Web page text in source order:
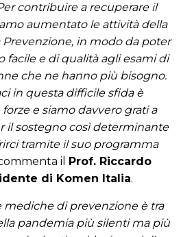
contribuire a recuperare il
aumentato le attività della
Prevenzione, in modo da poter
facile e di qualità agli esami di
che ne hanno più bisogno.
in questa difficile sfida è
e siamo davvero grati a
il sostegno così determinante
tramite il suo programma
il
Prof. Riccardo
di Komen Italia.
mediche di prevenzione è tra
pandemia più silenti ma più